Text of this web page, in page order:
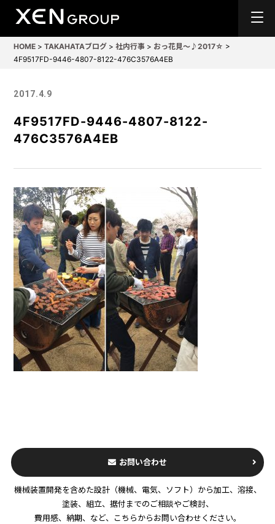
HOME >TAKAHATAブログ >社内行事 > おっ花見〜♪2017☆ >
4F9517FD-9446-4807-8122-476C3576A4EB
2017.4.9
4F9517FD-9446-4807-8122-
476C3576A4EB
お問い合わせ
機械装置開発を含めた設計（機械、電気、ソフト）から加工、溶接、
塗装、組立、据付までのご相談やご検討、
費用感、納期、など、こちらからお問い合わせください。